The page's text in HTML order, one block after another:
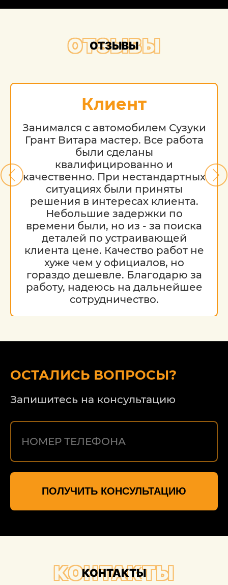
ОТЗЫВЫ
ОТЗЫВЫ
Клиент
Занимался с автомобилем Сузуки
Грант Витара мастер. Все работа
были сделаны
квалифицированно и
качественно. При нестандартных
ситуациях были приняты
решения в интересах клиента.
Небольшие задержки по
времени были, но из - за поиска
деталей по устраивающей
клиента цене. Качество работ не
хуже чем у официалов, но
гораздо дешевле. Благодарю за
работу, надеюсь на дальнейшее
сотрудничество.
ОСТАЛИСЬ ВОПРОСЫ?
Запишитесь на консультацию
ПОЛУЧИТЬ КОНСУЛЬТАЦИЮ
КОНТАКТЫ
КОНТАКТЫ